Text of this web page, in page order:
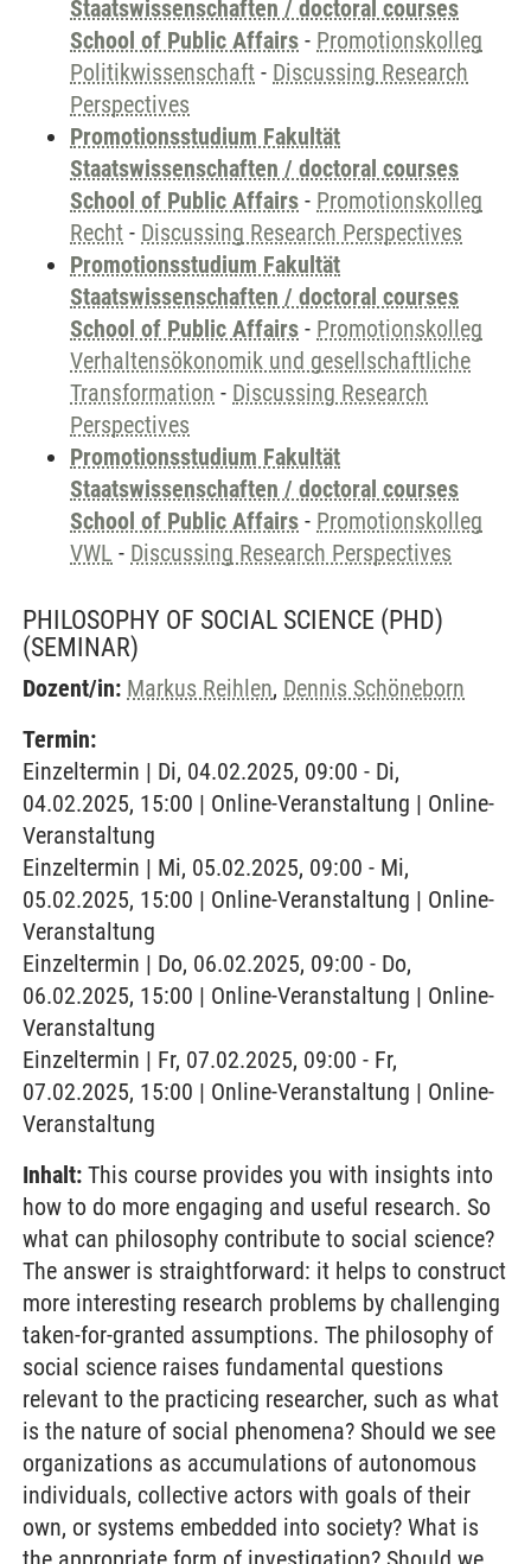
Staatswissenschaften / doctoral courses
School of Public Affairs - Promotionskolleg
Politikwissenschaft - Discussing Research
Perspectives
Promotionsstudium Fakultät
Staatswissenschaften / doctoral courses
School of Public Affairs - Promotionskolleg
Recht - Discussing Research Perspectives
Promotionsstudium Fakultät
Staatswissenschaften / doctoral courses
School of Public Affairs - Promotionskolleg
Verhaltensökonomik und gesellschaftliche
Transformation - Discussing Research
Perspectives
Promotionsstudium Fakultät
Staatswissenschaften / doctoral courses
School of Public Affairs - Promotionskolleg
VWL - Discussing Research Perspectives
PHILOSOPHY OF SOCIAL SCIENCE (PHD)
(SEMINAR)
Dozent/in: Markus Reihlen, Dennis Schöneborn
Termin:
Einzeltermin | Di, 04.02.2025, 09:00 - Di,
04.02.2025, 15:00 | Online-Veranstaltung | Online-
Veranstaltung
Einzeltermin | Mi, 05.02.2025, 09:00 - Mi,
05.02.2025, 15:00 | Online-Veranstaltung | Online-
Veranstaltung
Einzeltermin | Do, 06.02.2025, 09:00 - Do,
06.02.2025, 15:00 | Online-Veranstaltung | Online-
Veranstaltung
Einzeltermin | Fr, 07.02.2025, 09:00 - Fr,
07.02.2025, 15:00 | Online-Veranstaltung | Online-
Veranstaltung
Inhalt: This course provides you with insights into
how to do more engaging and useful research. So
what can philosophy contribute to social science?
The answer is straightforward: it helps to construct
more interesting research problems by challenging
taken-for-granted assumptions. The philosophy of
social science raises fundamental questions
relevant to the practicing researcher, such as what
is the nature of social phenomena? Should we see
organizations as accumulations of autonomous
individuals, collective actors with goals of their
own, or systems embedded into society? What is